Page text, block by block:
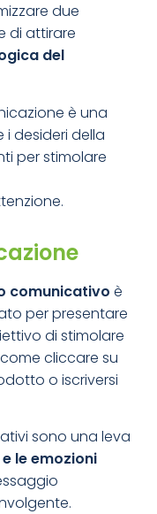
due
di attirare
del
è una
i desideri della
per stimolare
comunicativo è
per presentare
di stimolare
cliccare su
o iscriversi
sono una leva
le emozioni